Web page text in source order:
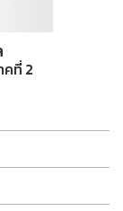
คที่ 2